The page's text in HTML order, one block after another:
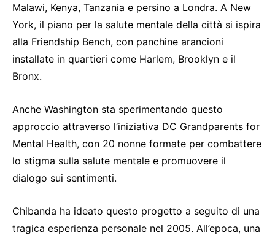
Malawi, Kenya, Tanzania e persino a Londra. A New
York, il piano per la salute mentale della città si ispira
alla Friendship Bench, con panchine arancioni
installate in quartieri come Harlem, Brooklyn e il
Bronx.
Anche Washington sta sperimentando questo
approccio attraverso l’iniziativa DC Grandparents for
Mental Health, con 20 nonne formate per combattere
lo stigma sulla salute mentale e promuovere il
dialogo sui sentimenti.
Chibanda ha ideato questo progetto a seguito di una
tragica esperienza personale nel 2005. All’epoca, una